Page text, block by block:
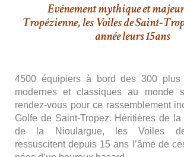
Evénement mythique et
Tropézienne, les Voiles de Saint-
année leurs 15ans
4500 équipiers à bord des 300 plus
modernes et classiques au monde
rendez-vous pour ce rassemblement
Golfe de Saint-Tropez. Héritières de
de la Nioulargue, les Voiles de
ressuscitent depuis 15 ans l’âme de